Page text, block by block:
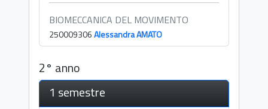
BIOMECCANICA DEL MOVIMENTO
250009306Alessandra AMATO
2° anno
1 semestre